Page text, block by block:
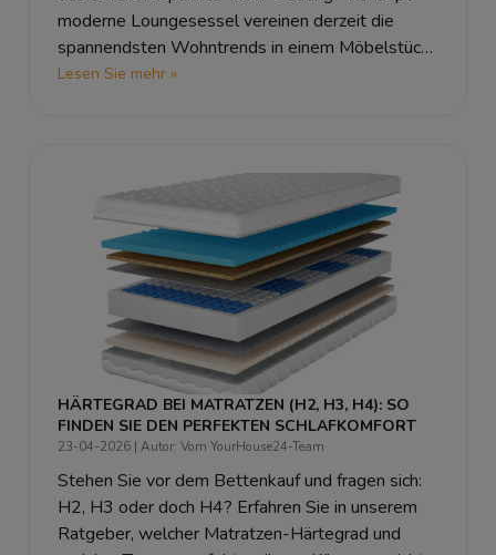
moderne Loungesessel vereinen derzeit die
spannendsten Wohntrends in einem Möbelstück.
In unserem Ratgeber erfahren Sie, warum der
perfekte Ruheoase in Ihrem Wohnzimmer
erschaffen.
Lesen Sie mehr »
HÄRTEGRAD BEI MATRATZEN (H2, H3, H4): SO
FINDEN SIE DEN PERFEKTEN SCHLAFKOMFORT
23-04-2026 | Autor: Vom YourHouse24-Team
Stehen Sie vor dem Bettenkauf und fragen sich:
H2, H3 oder doch H4? Erfahren Sie in unserem
Ratgeber, welcher Matratzen-Härtegrad und